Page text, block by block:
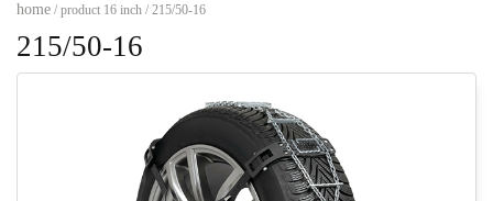
home / product 16 inch / 215/50-16
215/50-16